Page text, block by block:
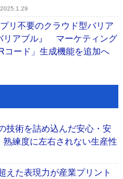
2025.1.29
リ不要のクラウド型バリア
リアブル』 マーケティング
コード」生成機能を追加へ
技術を詰め込んだ安心・安
練度に左右されない生産性
た表現力が産業プリント